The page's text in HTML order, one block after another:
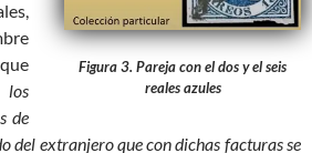
Figura 3. Pareja con el dos y el seis
reales azules
de
del extranjero que con dichas facturas se